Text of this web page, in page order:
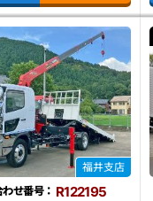
福井支店
わせ番号： R122195